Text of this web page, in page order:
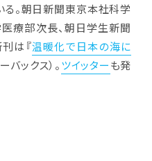
る。朝日新聞東京本社科学
療部次長、朝日学生新聞
は『温暖化で日本の海に
バックス）。ツイッターも発